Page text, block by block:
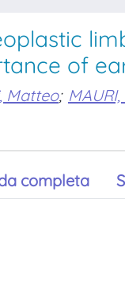
of
Matteo;
completa